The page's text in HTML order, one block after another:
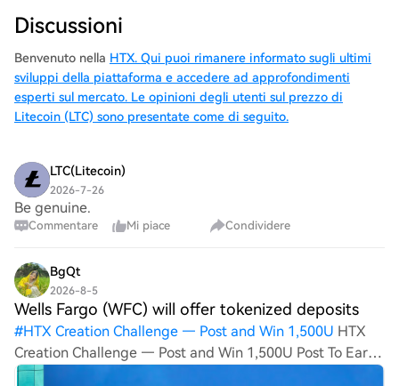
Discussioni
Benvenuto nella HTX. Qui puoi rimanere informato sugli ultimi
sviluppi della piattaforma e accedere ad approfondimenti
esperti sul mercato. Le opinioni degli utenti sul prezzo di
Litecoin (LTC) sono presentate come di seguito.
LTC(Litecoin)
2026-7-26
Be genuine.
Commentare Mi piace Condividere
BgQt
2026-8-5
Wells Fargo (WFC) will offer tokenized deposits
#HTX Creation Challenge — Post and Win 1,500U HTX
Creation Challenge — Post and Win 1,500U Post To Earn
Bonus Wells Fargo (WFC) will offer tokenized deposits for